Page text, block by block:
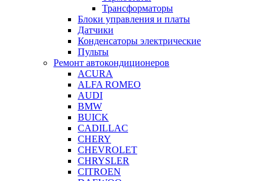
Трансформаторы
Блоки управления и платы
Датчики
Конденсаторы электрические
Пульты
Ремонт автокондиционеров
ACURA
ALFA ROMEO
AUDI
BMW
BUICK
CADILLAC
CHERY
CHEVROLET
CHRYSLER
CITROEN